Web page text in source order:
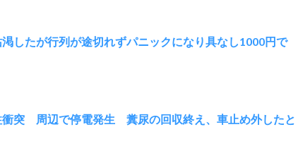
したが行列が途切れずパニックになり具なし1000円で
衝突 周辺で停電発生 糞尿の回収終え、車止め外したと